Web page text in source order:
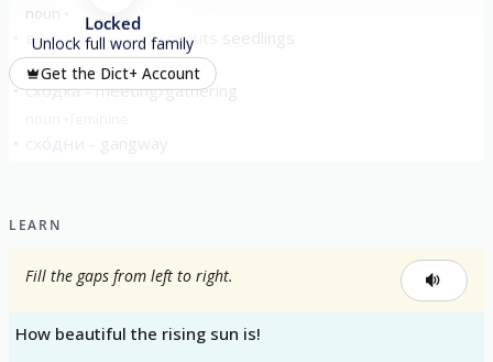
noun
всхо́ды shoots sprouts seedlings
noun masculine
схо́дка meeting/gathering
схо́дни
show all
Locked
Unlock full word family
Get the Dict+ Account
LEARN
Fill the gaps from left to right.
How beautiful the rising sun is!